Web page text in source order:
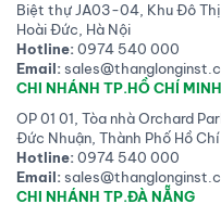
Biệt thự JA03-04, Khu Đô Thị
Hoài Đức, Hà Nội
Hotline:0974 540 000
Email:
CHI NHÁNH TP.HỒ CHÍ MINH
OP 01 01, Tòa nhà Orchard
Đức Nhuận, Thành Phố Hồ Chí
Hotline:0974 540 000
Email:
CHI NHÁNH TP.ĐÀ NẴNG